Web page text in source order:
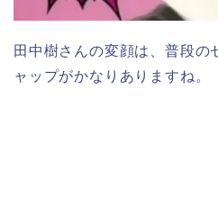
田中樹さんの変顔は、普段の
ャップがかなりありますね。